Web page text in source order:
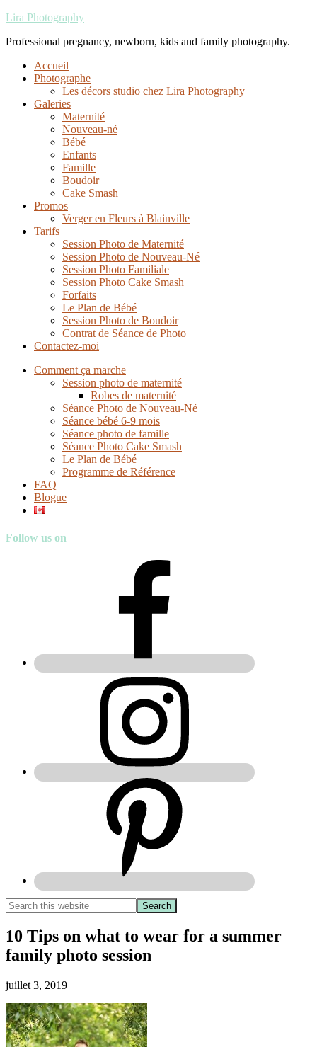
Lira Photography
Professional pregnancy, newborn, kids and family photography.
Accueil
Photographe
Les décors studio chez Lira Photography
Galeries
Maternité
Nouveau-né
Bébé
Enfants
Famille
Boudoir
Cake Smash
Promos
Verger en Fleurs à Blainville
Tarifs
Session Photo de Maternité
Session Photo de Nouveau-Né
Session Photo Familiale
Session Photo Cake Smash
Forfaits
Le Plan de Bébé
Session Photo de Boudoir
Contrat de Séance de Photo
Contactez-moi
Comment ça marche
Session photo de maternité
Robes de maternité
Séance Photo de Nouveau-Né
Séance bébé 6-9 mois
Séance photo de famille
Séance Photo Cake Smash
Le Plan de Bébé
Programme de Référence
FAQ
Blogue
Follow us on
10 Tips on what to wear for a summer
family photo session
juillet 3, 2019